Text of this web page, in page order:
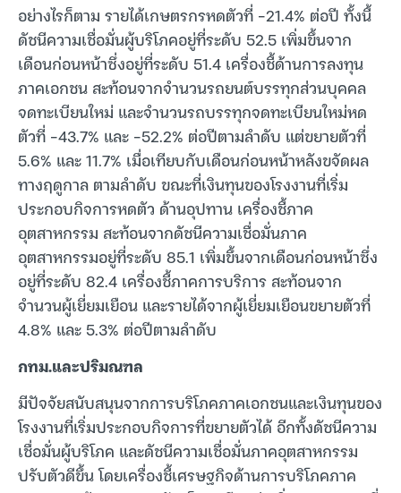
อย่างไรก็ตาม รายได้เกษตรกรหดตัวที่ -21.4% ต่อปี ทั้งนี้
ดัชนีความเชื่อมั่นผู้บริโภคอยู่ที่ระดับ 52.5 เพิ่มขึ้นจาก
เดือนก่อนหน้าซึ่งอยู่ที่ระดับ 51.4 เครื่องชี้ด้านการลงทุน
ภาคเอกชน สะท้อนจากจำนวนรถยนต์บรรทุกส่วนบุคคล
จดทะเบียนใหม่ และจำนวนรถบรรทุกจดทะเบียนใหม่หด
ตัวที่ -43.7% และ -52.2% ต่อปีตามลำดับ แต่ขยายตัวที่
5.6% และ 11.7% เมื่อเทียบกับเดือนก่อนหน้าหลังขจัดผล
ทางฤดูกาล ตามลำดับ ขณะที่เงินทุนของโรงงานที่เริ่ม
ประกอบกิจการหดตัว ด้านอุปทาน เครื่องชี้ภาค
อุตสาหกรรม สะท้อนจากดัชนีความเชื่อมั่นภาค
อุตสาหกรรมอยู่ที่ระดับ 85.1 เพิ่มขึ้นจากเดือนก่อนหน้าซึ่ง
อยู่ที่ระดับ 82.4 เครื่องชี้ภาคการบริการ สะท้อนจาก
จำนวนผู้เยี่ยมเยือน และรายได้จากผู้เยี่ยมเยือนขยายตัวที่
4.8% และ 5.3% ต่อปีตามลำดับ
กทม.และปริมณฑล
มีปัจจัยสนับสนุนจากการบริโภคภาคเอกชนและเงินทุนของ
โรงงานที่เริ่มประกอบกิจการที่ขยายตัวได้ อีกทั้งดัชนีความ
เชื่อมั่นผู้บริโภค และดัชนีความเชื่อมั่นภาคอุตสาหกรรม
ปรับตัวดีขึ้น โดยเครื่องชี้เศรษฐกิจด้านการบริโภคภาค